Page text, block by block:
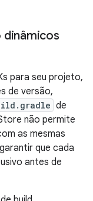
para seu projeto,
de versão,
de
não permite
as mesmas
que cada
antes de